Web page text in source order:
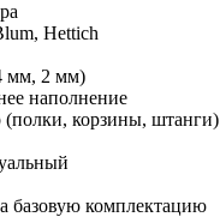
Hettich
мм, 2 мм)
наполнение
(полки, корзины, штанги)
базовую комплектацию